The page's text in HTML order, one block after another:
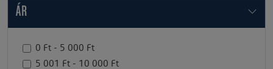
ÁR
0 Ft - 5 000 Ft
5 001 Ft - 10 000 Ft